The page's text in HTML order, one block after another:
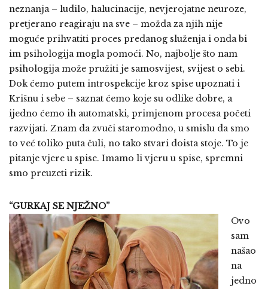
neznanja – ludilo, halucinacije, nevjerojatne neuroze,
pretjerano reagiraju na sve – možda za njih nije
moguće prihvatiti proces predanog služenja i onda bi
im psihologija mogla pomoći. No, najbolje što nam
psihologija može pružiti je samosvijest, svijest o sebi.
Dok ćemo putem introspekcije kroz spise upoznati i
Krišnu i sebe – saznat ćemo koje su odlike dobre, a
ijedno ćemo ih automatski, primjenom procesa početi
razvijati. Znam da zvuči staromodno, u smislu da smo
to već toliko puta čuli, no tako stvari doista stoje. To je
pitanje vjere u spise. Imamo li vjeru u spise, spremni
smo preuzeti rizik.
“GURKAJ SE NJEŽNO”
Ovo
sam
našao
na
jedno